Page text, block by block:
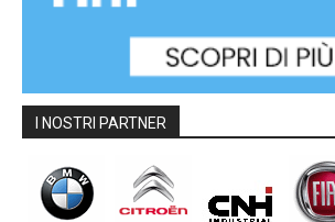
I NOSTRI PARTNER